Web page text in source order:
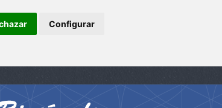
Configurar